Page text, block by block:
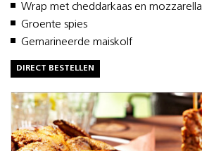
Wrap met cheddarkaas en mozzarella
Groente spies
Gemarineerde maiskolf
DIRECT BESTELLEN